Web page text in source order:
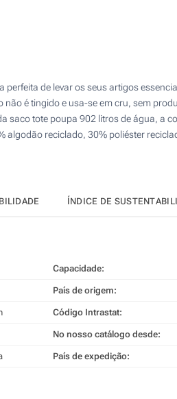
impressão
:
de levar os seus artigos
é tingido e usa-se em cru, sem
tote poupa 902 litros de água, a
algodão reciclado, 30% poliéster
ÍNDICE DE
Capacidade:
País de origem:
Código Intrastat:
No nosso catálogo desde:
País de expedição: